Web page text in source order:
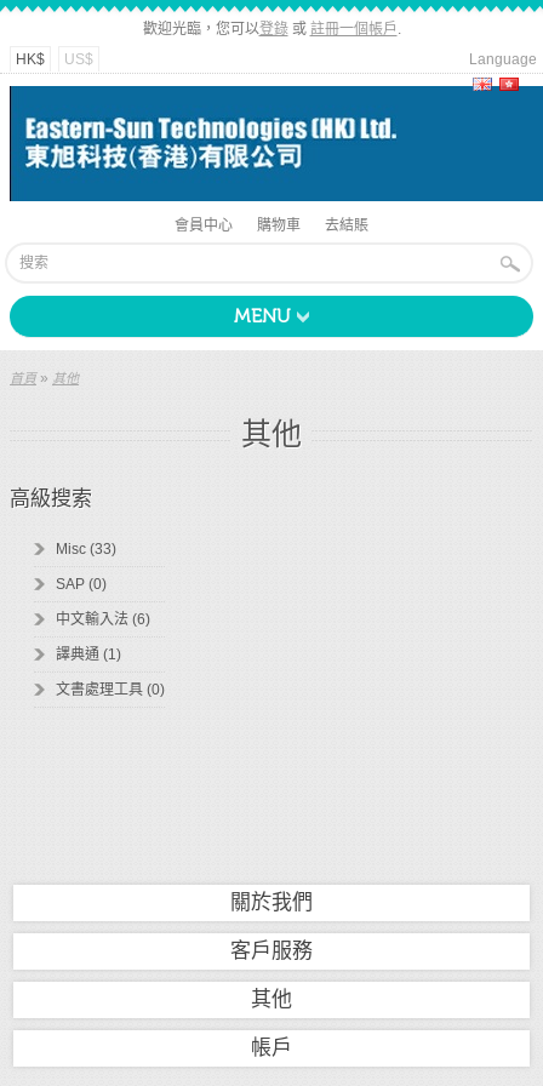
歡迎光臨，您可以登錄或 註冊一個帳戶 .
Language
HK$ US$
會員中心 購物車 去結賬
MENU
首頁» 其他
其他
高級搜索
Misc (33)
SAP (0)
中文輸入法 (6)
譯典通 (1)
文書處理工具 (0)
關於我們
客戶服務
其他
帳戶